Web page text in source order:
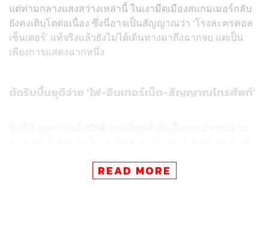
แต่ท่ามกลางแสงสว่างเหล่านี้ ในเงามืดเมืองสแกมเมอร์กลับ
ยังคงเติบโตต่อเนื่อง ซึ่งนี่อาจเป็นสัญญาณว่า ‘โรงละครคอล
เซ็นเตอร์’ แท้จริงแล้วยังไม่ได้เดินทางมาถึงฉากจบ แต่เป็น
เพียงการแสดงฉากหนึ่ง
ตัดริบบิ้นยุติจ่าย ‘ไฟ-อินเทอร์เน็ต-สัญญาณโทรศัพท์’
ไฟฟ้าบริเวณชายแดนไทย 5 จุด ตามคำสั่งของสภาความ
READ MORE